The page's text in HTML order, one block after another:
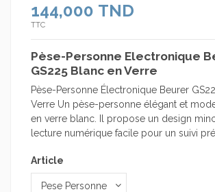
144,000 TND
TTC
Pèse-Personne Electronique
GS225 Blanc en Verre
Pèse-Personne Électronique Beurer
Verre Un pèse-personne élégant et
en verre blanc. Il propose un design
lecture numérique facile pour un suivi
Article